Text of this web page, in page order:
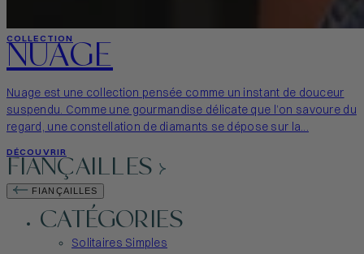
COLLECTION
NUAGE
Nuage est une collection pensée comme un instant de douceur
suspendu. Comme une gourmandise délicate que l’on savoure du
regard, une constellation de diamants se dépose sur la...
DÉCOUVRIR
FIANÇAILLES
FIANÇAILLES
CATÉGORIES
Solitaires Simples